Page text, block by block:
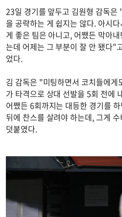
23일 경기를 앞두고 김원형 감독은
을 공략하는 게 쉽지는 않다. 아시
게 좋은 팀은 아니고, 어쨌든 막아
는데 어제는 그 부분이 잘 안 됐다"
었다.
김 감독은 "미팅하면서 코치들에게
가 타격으로 상대 선발을 5회 전에
어쨌든 6회까지는 대등한 경기를
뒤에 찬스를 살려야 하는데, 그게
덧붙였다.